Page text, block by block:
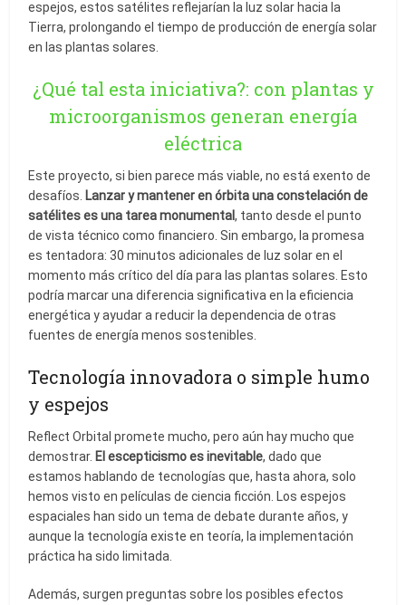
espejos, estos satélites reflejarían la luz solar hacia la
Tierra, prolongando el tiempo de producción de energía solar
en las plantas solares.
¿Qué tal esta iniciativa?: con plantas y
microorganismos generan energía
eléctrica
Este proyecto, si bien parece más viable, no está exento de
desafíos. Lanzar y mantener en órbita una constelación de
satélites es una tarea monumental, tanto desde el punto
de vista técnico como financiero. Sin embargo, la promesa
es tentadora: 30 minutos adicionales de luz solar en el
momento más crítico del día para las plantas solares. Esto
podría marcar una diferencia significativa en la eficiencia
energética y ayudar a reducir la dependencia de otras
fuentes de energía menos sostenibles.
Tecnología innovadora o simple humo
y espejos
Reflect Orbital promete mucho, pero aún hay mucho que
demostrar. El escepticismo es inevitable, dado que
estamos hablando de tecnologías que, hasta ahora, solo
hemos visto en películas de ciencia ficción. Los espejos
espaciales han sido un tema de debate durante años, y
aunque la tecnología existe en teoría, la implementación
práctica ha sido limitada.
Además, surgen preguntas sobre los posibles efectos